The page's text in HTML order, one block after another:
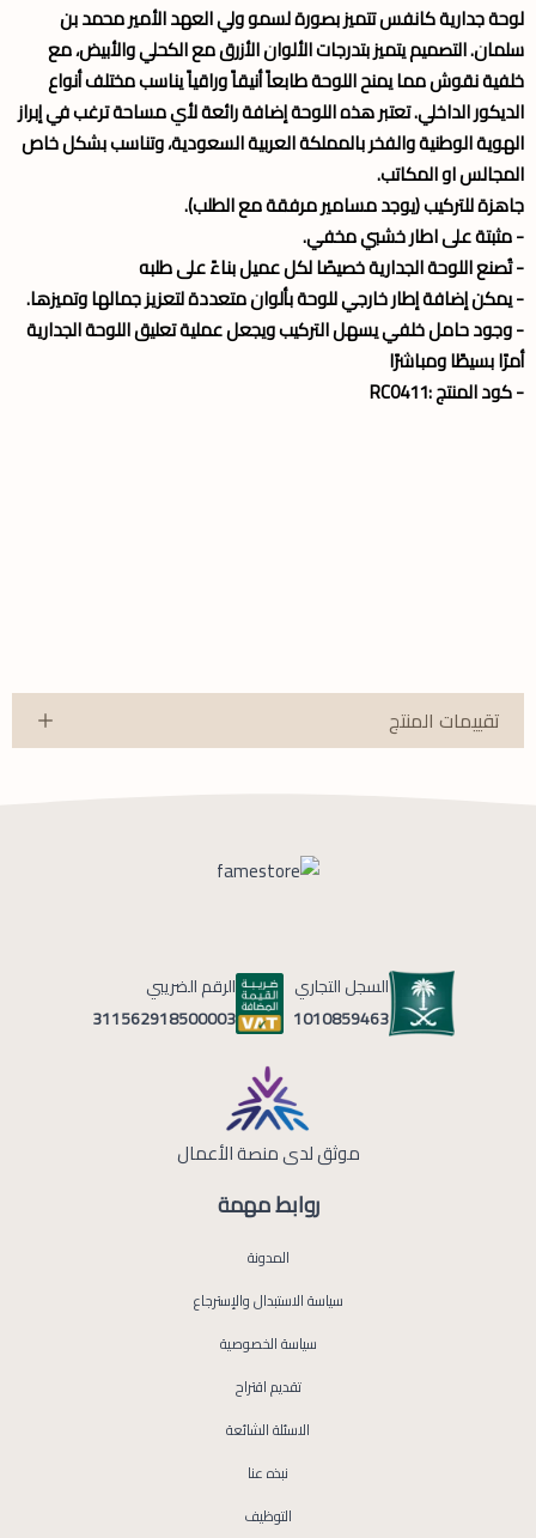
لوحة جدارية كانفس تتميز بصورة لسمو ولي العهد الأمير محمد بن
سلمان. التصميم يتميز بتدرجات الألوان الأزرق مع الكحلي والأبيض، مع
خلفية نقوش مما يمنح اللوحة طابعاً أنيقاً وراقياً يناسب مختلف أنواع
الديكور الداخلي. تعتبر هذه اللوحة إضافة رائعة لأي مساحة ترغب في إبراز
الهوية الوطنية والفخر بالمملكة العربية السعودية، وتناسب بشكل خاص
المجالس او المكاتب.
جاهزة للتركيب (يوجد مسامير مرفقة مع الطلب).
- مثبتة على اطار خشبي مخفي.
- تُصنع اللوحة الجدارية خصيصًا لكل عميل بناءً على طلبه
- يمكن إضافة إطار خارجي للوحة بألوان متعددة لتعزيز جمالها وتميزها.
- وجود حامل خلفي يسهل التركيب ويجعل عملية تعليق اللوحة الجدارية
أمرًا بسيطًا ومباشرًا
- كود المنتج :RC0411
تقييمات المنتج
روابط مهمة
المدونة
سياسة الاستبدال والإسترجاع
سياسة الخصوصية
تقديم اقتراح
الاسئلة الشائعة
نبذه عنا
التوظيف
السجل التجاري
1010859463
الرقم الضريبي
311562918500003
موثق لدى منصة الأعمال